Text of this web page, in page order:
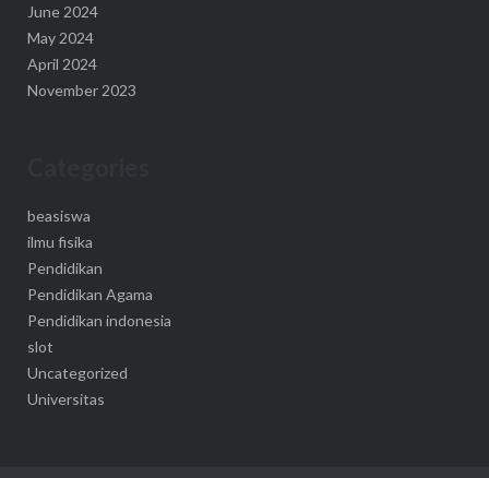
June 2024
May 2024
April 2024
November 2023
beasiswa
ilmu fisika
Pendidikan
Pendidikan Agama
Pendidikan indonesia
slot
Uncategorized
Universitas